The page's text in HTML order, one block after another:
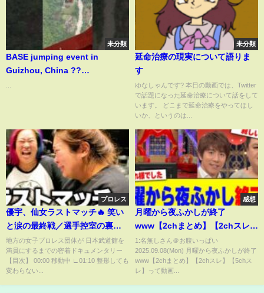
未分類
BASE jumping event in
Guizhou, China ??
未分類
延命治療の現実について語りま
す
ゆなしゃんです? 本日の動画では、Twitter
で話題になった延命治療について話をして
います。 どこまで延命治療をやってほし
いか、というのは...
プロレス
優宇、仙女ラストマッチ🔥 笑い
と涙の最終戦／選手控室の裏側
【武道館への道 Ep.6】
地方の女子プロレス団体が 日本武道館を
満員にするまでの密着ドキュメンタリー
【目次】 00:00 移動中 ∟01:10 整形しても
変わらない...
感想
月曜から夜ふかしが終了
www【2chまとめ】【2chスレ】
【5chスレ】
1:名無しさん＠お腹いっぱい
2025.09.08(Mon) 月曜から夜ふかしが終了
www【2chまとめ】【2chスレ】【5chス
レ】って動画...